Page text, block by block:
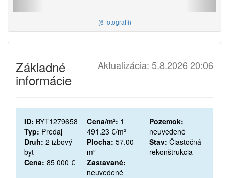
(6 fotografií)
Aktualizácia: 5.8.2026 20:06
Základné
informácie
ID: BYT1279658
Typ: Predaj
Druh:
byt
Cena: 85 000 €
Cena/m²:
491.23 €/m²
Plocha:
m²
Zastavané:
neuvedené
Pozemok:
neuvedené
Stav: Čiastočná
rekonštrukcia